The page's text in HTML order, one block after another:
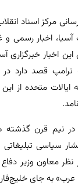
مرکز اسناد
اخبار رسمی
اخبار خبرگزاری
ترامپ قصد دارد
ایالات متحده از
نیم قرن گذشته
سیاسی
۱۳۵۲ اظهار نظر معاون
به جای